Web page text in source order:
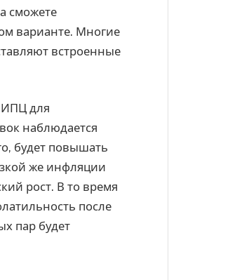
сможете
варианте. Многие
встроенные
ИПЦ для
наблюдается
будет повышать
же инфляции
рост. В то время
после
пар будет